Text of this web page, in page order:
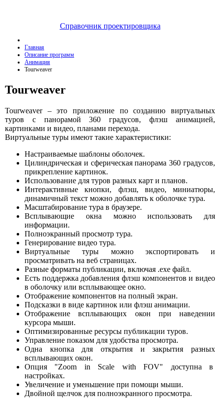
Справочник проектировщика
Главная
Описание программ
Анимация
Tourweaver
Tourweaver
Tourweaver – это приложение по созданию виртуальных
туров с панорамой 360 градусов, флэш анимацией,
картинками и видео, планами перехода.
Виртуальные туры имеют такие характеристики:
Настраиваемые шаблоны оболочек.
Цилиндрическая и сферическая панорама 360 градусов,
прикрепление картинок.
Использование для туров разных карт и планов.
Интерактивные кнопки, флэш, видео, миниатюры,
динамичный текст можно добавлять к оболочке тура.
Масштабирование тура в браузере.
Всплывающие окна можно использовать для
информации.
Полноэкранный просмотр тура.
Генерирование видео тура.
Виртуальные туры можно экспортировать и
просматривать на веб страницах.
Разные форматы публикации, включая .exe файл.
Есть поддержка добавления флэш компонентов и видео
в оболочку или всплывающее окно.
Отображение компонентов на полный экран.
Подсказки в виде картинок или флэш анимации.
Отображение всплывающих окон при наведении
курсора мыши.
Оптимизированные ресурсы публикации туров.
Управление показом для удобства просмотра.
Одна кнопка для открытия и закрытия разных
всплывающих окон.
Опция "Zoom in Scale with FOV" доступна в
настройках.
Увеличение и уменьшение при помощи мыши.
Двойной щелчок для полноэкранного просмотра.